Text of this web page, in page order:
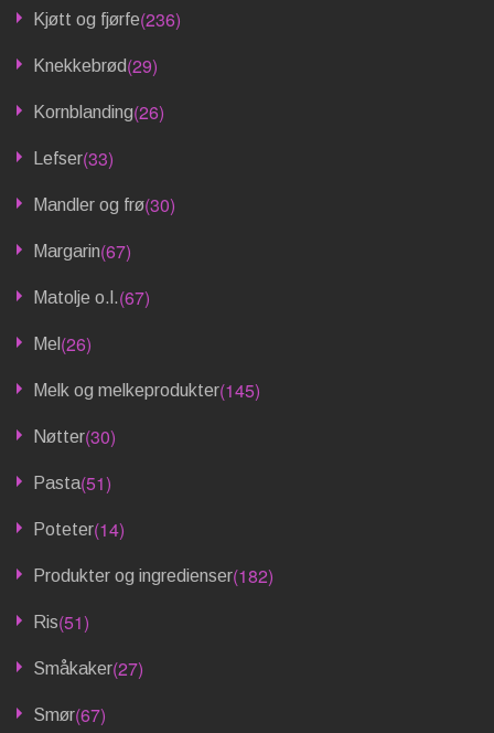
Kjøtt og fjørfe(236)
Knekkebrød(29)
Kornblanding(26)
Lefser(33)
Mandler og frø(30)
Margarin(67)
Matolje o.l.(67)
Mel (26)
Melk og melkeprodukter(145)
Nøtter(30)
Pasta(51)
Poteter(14)
Produkter og ingredienser(182)
Ris(51)
Småkaker(27)
Smør(67)